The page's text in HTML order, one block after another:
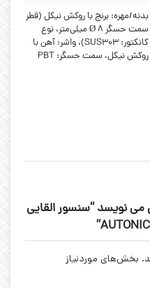
بدنه/مهره: برنج با روکش نیکل (قطر
سمت حسگر Ø 8 میلی‌متر، نوع
کانکتور: SUS303)، واشر: آهن با
روکش نیکل، سمت حسگر: PBT
نویسد “سنسور القایی
بخش‌های موردنیاز